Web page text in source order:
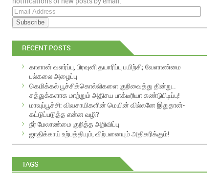
E
m
a
i
A
RECENT POSTS
காளான் வளர்ப்பு, பிரவுனி தயாரிப்பு பயிற்சி; வேளாண்மை
பல்கலை அழைப்பு
கெமிக்கல் பூச்சிக்கொல்லிகளை குறிவைத்து தின்று..
சத்துக்களாக மாற்றும் அதிசய பாக்டீரியா கண்டுபிடிப்பு!
மாவுப்பூச்சி: விவசாயிகளின் மெயின் வில்லனே இதுதான்-
கட்டுப்படுத்த என்ன வழி?
நீர் மேலாண்மை குறித்த அறிவிப்பு
ஜாதிக்காய் உற்பத்தியும், விற்பனையும் அதிகரிக்கும்!
TAGS